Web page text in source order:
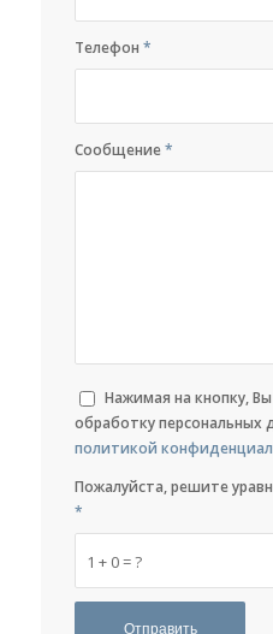
Телефон*
Сообщение*
Нажимая на кнопку,
обработку персональных
политикой
1 + 0 = ?
Пожалуйста, решите
*